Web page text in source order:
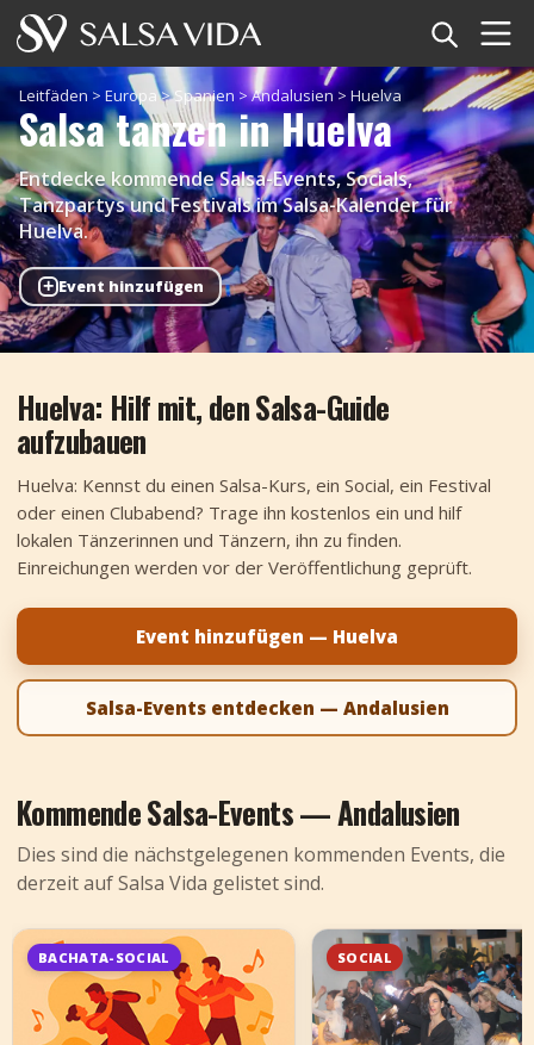
Startseite
Veranstaltungen
Nachrichten
Artikel
Videos
Shop
TuneTempo
+ Event hinzufügen
Leitfäden > Europa>Spanien >Andalusien> Huelva
Salsa tanzen in Huelva
Entdecke kommende Salsa-Events, Socials,
Tanzpartys und Festivals im Salsa-Kalender für
Huelva.
+ Event hinzufügen
Huelva: Hilf mit, den Salsa-Guide
aufzubauen
Huelva: Kennst du einen Salsa-Kurs, ein Social, ein Festival
oder einen Clubabend? Trage ihn kostenlos ein und hilf
lokalen Tänzerinnen und Tänzern, ihn zu finden.
Einreichungen werden vor der Veröffentlichung geprüft.
Event hinzufügen — Huelva
Salsa-Events entdecken — Andalusien
Kommende Salsa-Events — Andalusien
Dies sind die nächstgelegenen kommenden Events, die
derzeit auf Salsa Vida gelistet sind.
BACHATA-SOCIAL SOCIAL